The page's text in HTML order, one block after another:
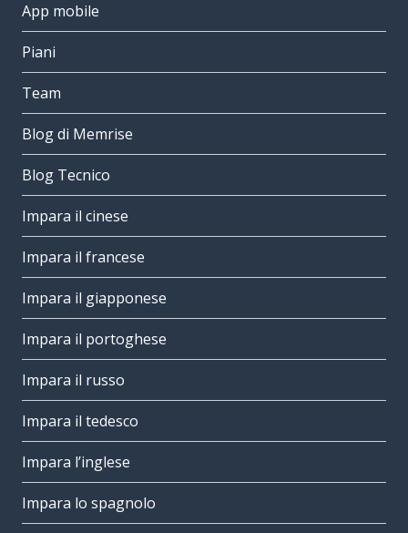
App mobile
Piani
Team
Blog di Memrise
Blog Tecnico
Impara il cinese
Impara il francese
Impara il giapponese
Impara il portoghese
Impara il russo
Impara il tedesco
Impara l’inglese
Impara lo spagnolo